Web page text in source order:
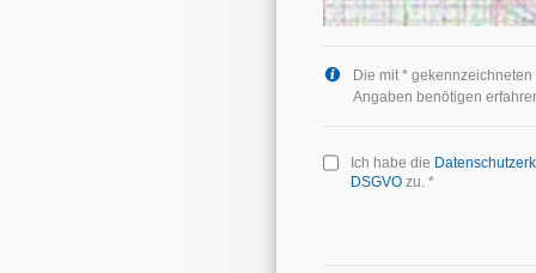
Die mit *
Angaben benötigen
Ich habe die
DSGVO zu. *